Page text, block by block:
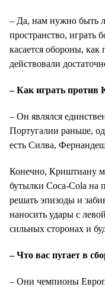
– Да, нам нужно быть
пространство, играть
касается обороны,
действовали
– Как играть против
– Он являлся
Португалии раньше,
есть Силва,
Конечно, Криштиану
бутылки Coca-Cola на
решать эпизоды и
наносить удары с
сильных сторонах и
– Что вас пугает в
– Они чемпионы